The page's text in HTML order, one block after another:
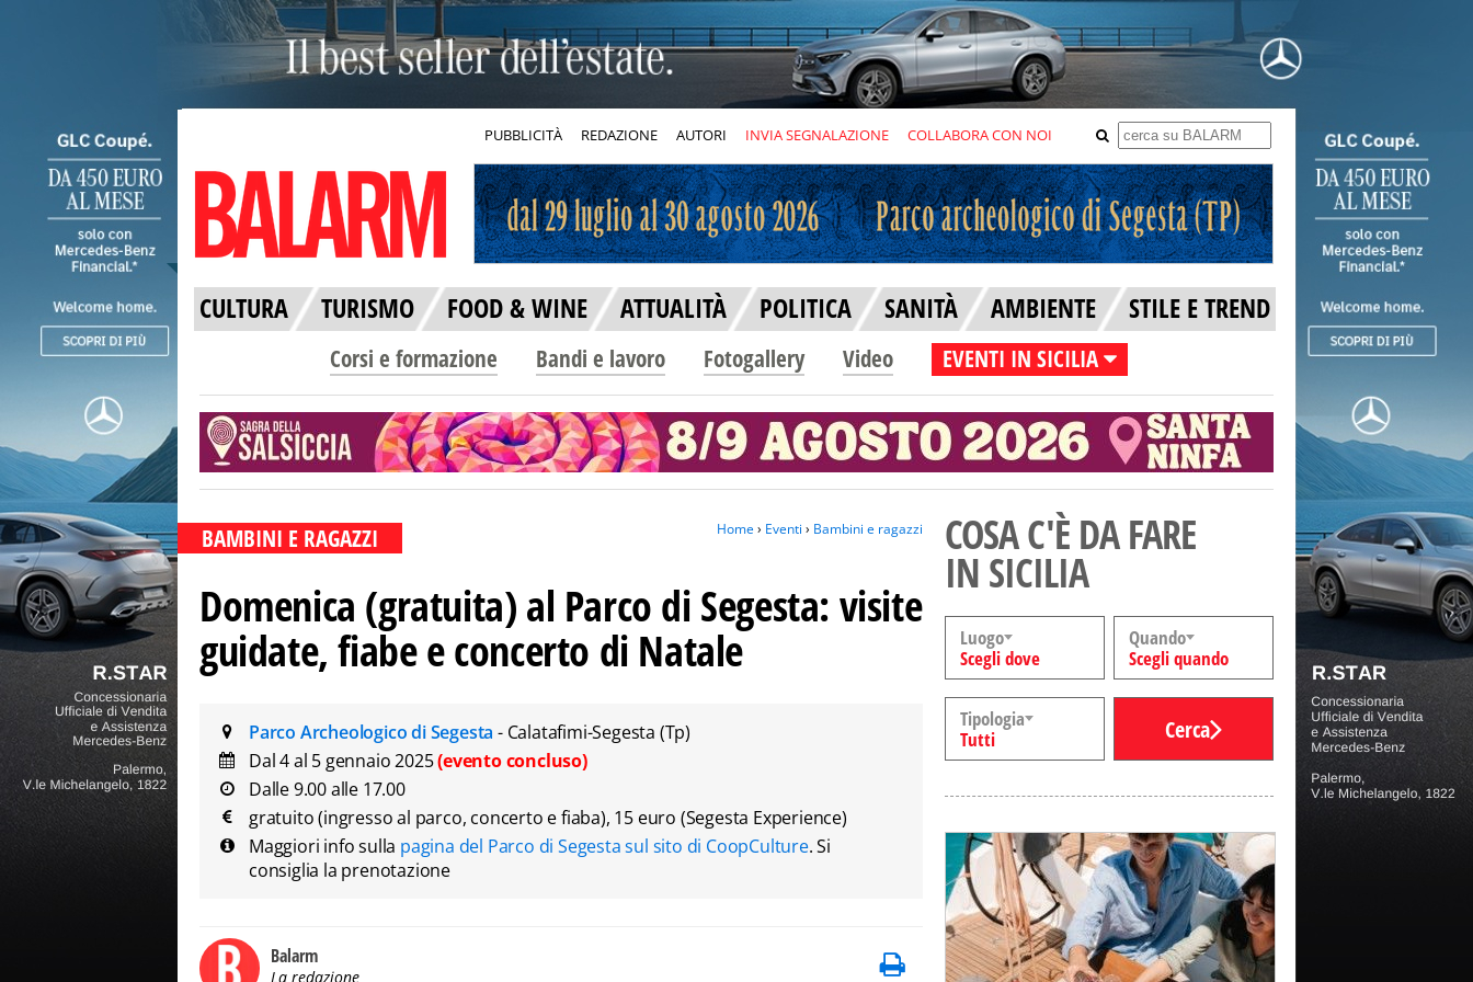
PUBBLICITÀ REDAZIONE AUTORI INVIA SEGNALAZIONE COLLABORA CON NOI
CULTURA TURISMO FOOD & WINE ATTUALITÀ POLITICA SANITÀ AMBIENTE STILE E TREND
Corsi e formazione Bandi e lavoro Fotogallery Video EVENTI IN SICILIA
BAMBINI E RAGAZZI Home› Eventi › Bambini e ragazzi
Domenica (gratuita) al Parco di Segesta: visite
guidate, fiabe e concerto di Natale
Parco Archeologico di Segesta - Calatafimi-Segesta (Tp)
Dal 4 al 5 gennaio 2025(evento concluso)
Dalle 9.00 alle 17.00
gratuito (ingresso al parco, concerto e fiaba), 15 euro (Segesta Experience)
Maggiori info sulla pagina del Parco di Segesta sul sito di CoopCulture. Si
consiglia la prenotazione
Balarm
La redazione
COSA C'È DA FARE
IN SICILIA
Luogo
Scegli dove
Quando
Scegli quando
Tipologia
Tutti
Cerca